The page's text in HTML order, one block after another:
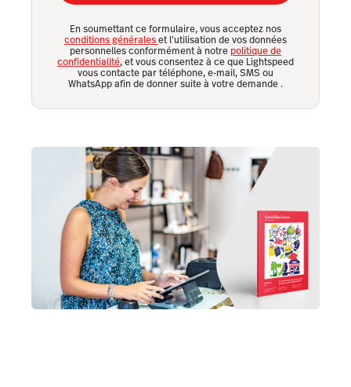
En soumettant ce formulaire, vous acceptez nos
conditions généraleset l’utilisation de vos données
personnelles conformément à notre politique de
confidentialité, et vous consentez à ce que Lightspeed
vous contacte par téléphone, e-mail, SMS ou
WhatsApp afin de donner suite à votre demande .